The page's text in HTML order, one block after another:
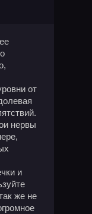
от
нервы
и
же не